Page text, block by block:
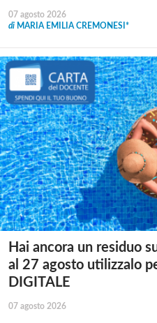
07 agosto 2026
di MARIA EMILIA CREMONESI*
Hai ancora un residuo
al 27 agosto utilizzalo
DIGITALE
07 agosto 2026